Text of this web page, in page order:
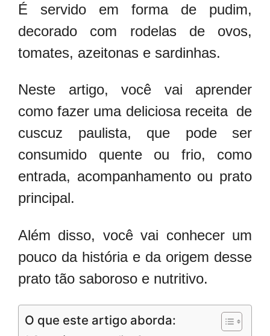
É servido em forma de pudim,
decorado com rodelas de ovos,
tomates, azeitonas e sardinhas.
Neste artigo, você vai aprender
como fazer uma deliciosa receita de
cuscuz paulista, que pode ser
consumido quente ou frio, como
entrada, acompanhamento ou prato
principal.
Além disso, você vai conhecer um
pouco da história e da origem desse
prato tão saboroso e nutritivo.
O que este artigo aborda: